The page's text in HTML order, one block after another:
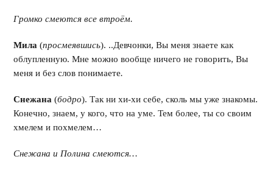
Громко смеются все втроём.
Мила (просмеявшись). ..Девчонки, Вы меня знаете как
облупленную. Мне можно вообще ничего не говорить, Вы
меня и без слов понимаете.
Снежана (бодро). Так ни хи-хи себе, сколь мы уже знакомы.
Конечно, знаем, у кого, что на уме. Тем более, ты со своим
хмелем и похмелем…
Снежана и Полина смеются…